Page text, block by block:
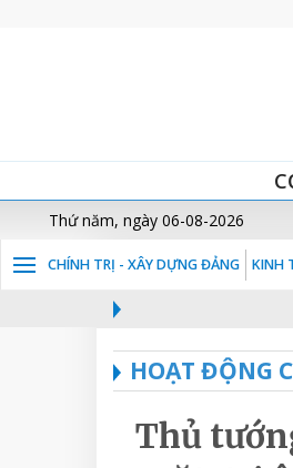
Thứ năm, ngày 06-08-2026
CHÍNH TRỊ - XÂY DỰNG ĐẢNG KINH
HOẠT ĐỘNG
Thủ